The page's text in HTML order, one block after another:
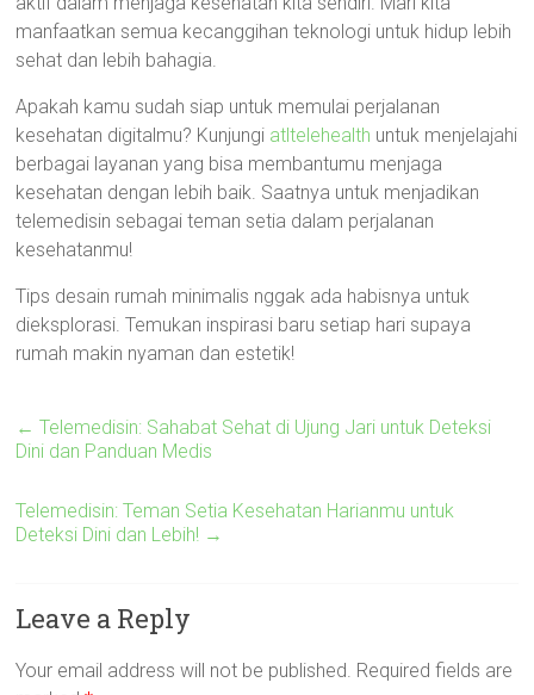
manfaatkan semua kecanggihan teknologi untuk hidup lebih
sehat dan lebih bahagia.
Apakah kamu sudah siap untuk memulai perjalanan
kesehatan digitalmu? Kunjungi atltelehealth untuk menjelajahi
berbagai layanan yang bisa membantumu menjaga
kesehatan dengan lebih baik. Saatnya untuk menjadikan
telemedisin sebagai teman setia dalam perjalanan
kesehatanmu!
Tips desain rumah minimalis nggak ada habisnya untuk
dieksplorasi. Temukan inspirasi baru setiap hari supaya
rumah makin nyaman dan estetik!
← Telemedisin: Sahabat Sehat di Ujung Jari untuk Deteksi
Dini dan Panduan Medis
Telemedisin: Teman Setia Kesehatan Harianmu untuk
Deteksi Dini dan Lebih! →
Leave a Reply
Your email address will not be published. Required fields are